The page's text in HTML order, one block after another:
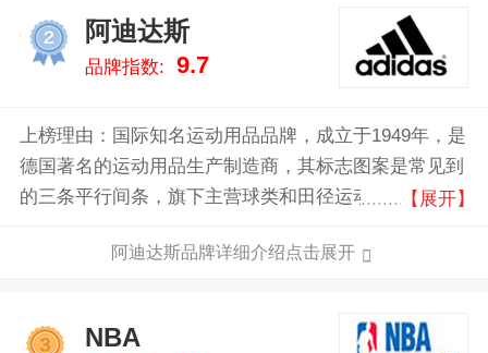
阿迪达斯
品牌指数: 9.7
上榜理由：国际知名运动用品品牌，成立于1949年，是
德国著名的运动用品生产制造商，其标志图案是常见到
的三条平行间条，旗下主营球类和田径运动服饰、运动
和护肤品等。
【展开】
阿迪达斯品牌详细介绍点击展开
NBA